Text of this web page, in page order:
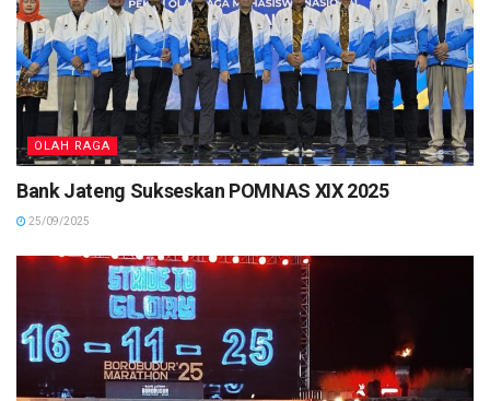
OLAH RAGA
Bank Jateng Sukseskan POMNAS XIX 2025
25/09/2025